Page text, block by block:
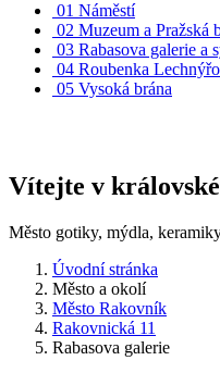
01 Náměstí
02 Muzeum a Pražská
03 Rabasova galerie a
04 Roubenka
05 Vysoká brána
Vítejte v
Město gotiky, mýdla,
Úvodní stránka
Město a okolí
Město Rakovník
Rakovnická 11
Rabasova galerie